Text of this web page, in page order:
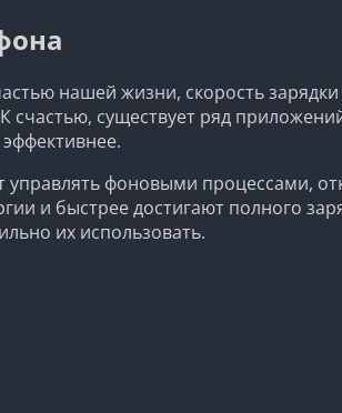
нашей жизни, скорость
существует ряд
управлять фоновыми процессами,
и быстрее достигают полного
их использовать.